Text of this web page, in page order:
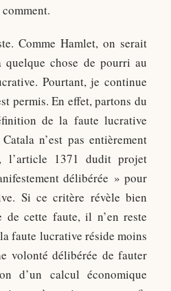
Comme Hamlet, on serait
chose de pourri au
Pourtant, je continue
permis. En effet, partons du
de la faute lucrative
n’est pas entièrement
l’article 1371 dudit projet
délibérée » pour
Si ce critère révèle bien
de cette faute, il n’en reste
faute lucrative réside moins
volonté délibérée de fauter
d’un calcul économique